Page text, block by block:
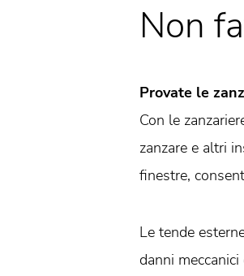
Non
Provate le
Con le
zanzare e altri
finestre,
Le tende
danni